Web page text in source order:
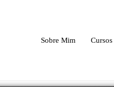
Sobre Mim
Cursos